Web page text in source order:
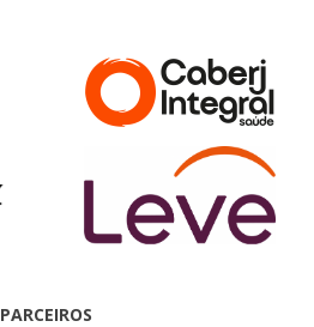
PARCEIROS